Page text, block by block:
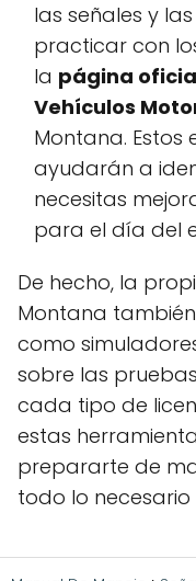
las señales y
practicar con
la página
Vehículos
Montana.
ayudarán a
necesitas
para el día del
De hecho, la
Montana
como
sobre las
cada tipo de
estas
prepararte de
todo lo